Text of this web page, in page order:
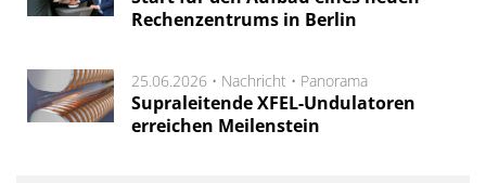
Rechenzentrums in Berlin
25.06.2026 • Nachricht • Panorama
Supraleitende XFEL-Undulatoren
erreichen Meilenstein